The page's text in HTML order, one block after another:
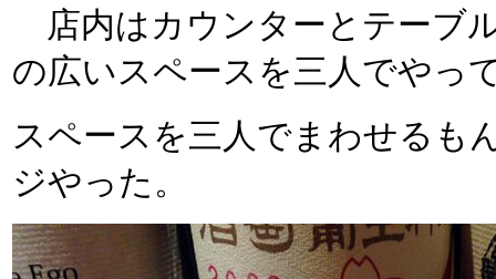
店内はカウンターとテーブ
の広いスペースを三人でやっ
スペースを三人でまわせるも
ジやった。